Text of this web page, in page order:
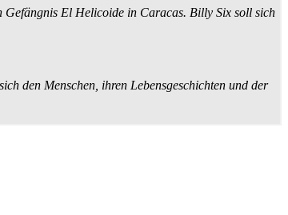
Gefängnis El Helicoide in Caracas. Billy Six soll sich
den Menschen, ihren Lebens­geschichten und der